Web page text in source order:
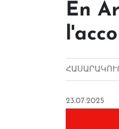
En
23.07.2025